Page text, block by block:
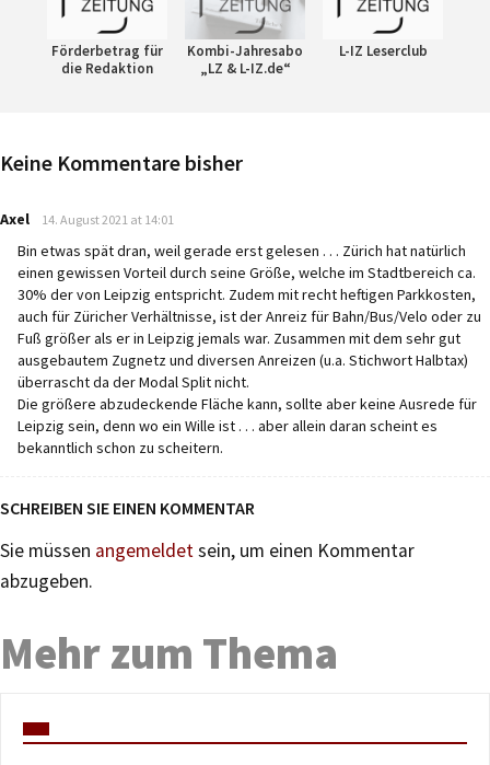
Förderbetrag für
die Redaktion
Kombi-Jahresabo
„LZ & L-IZ.de“
L-IZ Leserclub
Keine Kommentare bisher
Axel says:
14. August 2021 at 14:01
Bin etwas spät dran, weil gerade erst gelesen . . . Zürich hat natürlich
einen gewissen Vorteil durch seine Größe, welche im Stadtbereich ca.
30% der von Leipzig entspricht. Zudem mit recht heftigen Parkkosten,
auch für Züricher Verhältnisse, ist der Anreiz für Bahn/Bus/Velo oder zu
Fuß größer als er in Leipzig jemals war. Zusammen mit dem sehr gut
ausgebautem Zugnetz und diversen Anreizen (u.a. Stichwort Halbtax)
überrascht da der Modal Split nicht.
Die größere abzudeckende Fläche kann, sollte aber keine Ausrede für
Leipzig sein, denn wo ein Wille ist . . . aber allein daran scheint es
bekanntlich schon zu scheitern.
SCHREIBEN SIE EINEN KOMMENTAR
Sie müssen angemeldetsein, um einen Kommentar
abzugeben.
Mehr zum Thema